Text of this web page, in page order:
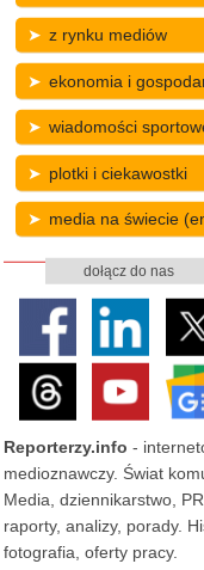
z rynku mediów
ekonomia i
wiadomości
plotki i ciekawostki
media na świecie
dołącz do nas
Reporterzy.info -
medioznawczy. Świat
Media, dziennikarstwo,
raporty, analizy, porady.
fotografia, oferty pracy.